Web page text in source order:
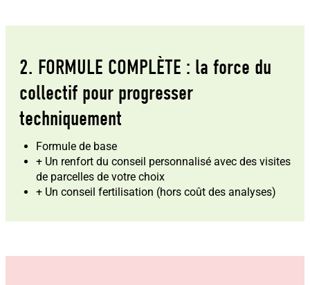
2. FORMULE COMPLÈTE : la force du
collectif pour progresser
techniquement
Formule de base
+ Un renfort du conseil personnalisé avec des visites
de parcelles de votre choix
+ Un conseil fertilisation (hors coût des analyses)